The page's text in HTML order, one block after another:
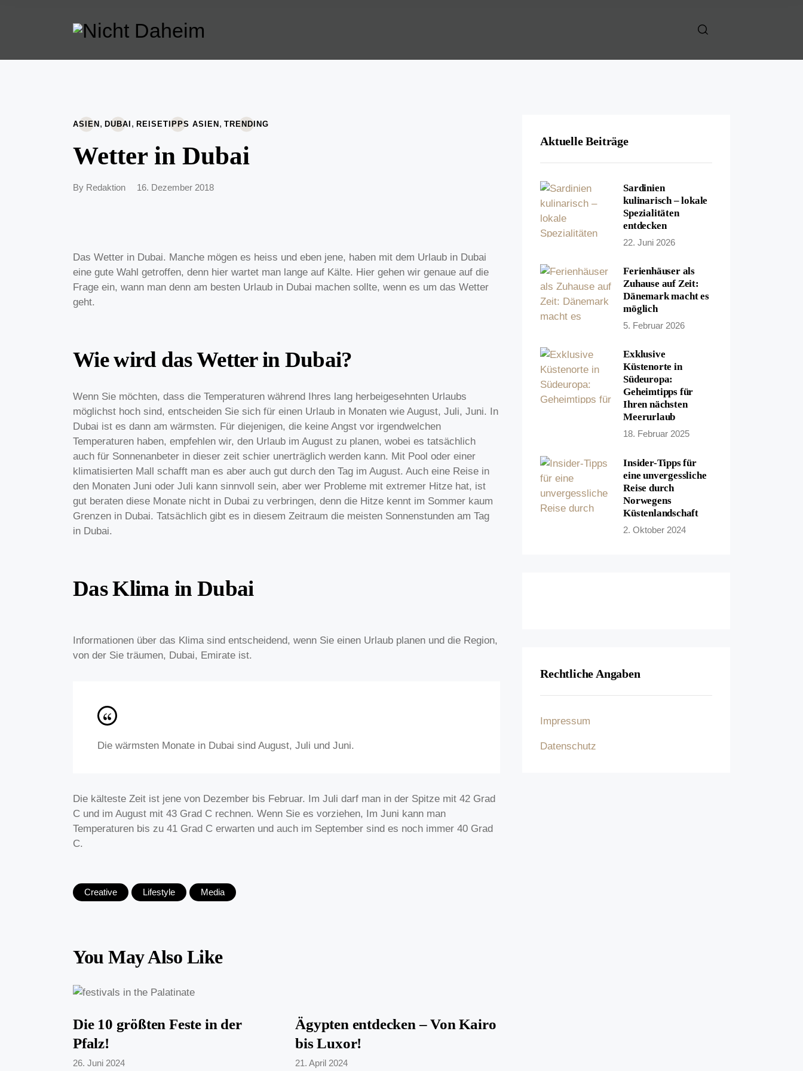
ASIEN , DUBAI , REISETIPPS ASIEN , TRENDING
Wetter in Dubai
By Redaktion 16. Dezember 2018
Das Wetter in Dubai. Manche mögen es heiss und eben jene, haben mit dem Urlaub in Dubai
eine gute Wahl getroffen, denn hier wartet man lange auf Kälte. Hier gehen wir genaue auf die
Frage ein, wann man denn am besten Urlaub in Dubai machen sollte, wenn es um das Wetter
geht.
Wie wird das Wetter in Dubai?
Wenn Sie möchten, dass die Temperaturen während Ihres lang herbeigesehnten Urlaubs
möglichst hoch sind, entscheiden Sie sich für einen Urlaub in Monaten wie August, Juli, Juni. In
Dubai ist es dann am wärmsten. Für diejenigen, die keine Angst vor irgendwelchen
Temperaturen haben, empfehlen wir, den Urlaub im August zu planen, wobei es tatsächlich
auch für Sonnenanbeter in dieser zeit schier unerträglich werden kann. Mit Pool oder einer
klimatisierten Mall schafft man es aber auch gut durch den Tag im August. Auch eine Reise in
den Monaten Juni oder Juli kann sinnvoll sein, aber wer Probleme mit extremer Hitze hat, ist
gut beraten diese Monate nicht in Dubai zu verbringen, denn die Hitze kennt im Sommer kaum
Grenzen in Dubai. Tatsächlich gibt es in diesem Zeitraum die meisten Sonnenstunden am Tag
in Dubai.
Das Klima in Dubai
Informationen über das Klima sind entscheidend, wenn Sie einen Urlaub planen und die Region,
von der Sie träumen, Dubai, Emirate ist.
Die wärmsten Monate in Dubai sind August, Juli und Juni.
Die kälteste Zeit ist jene von Dezember bis Februar. Im Juli darf man in der Spitze mit 42 Grad
C und im August mit 43 Grad C rechnen. Wenn Sie es vorziehen, Im Juni kann man
Temperaturen bis zu 41 Grad C erwarten und auch im September sind es noch immer 40 Grad
C.
Creative Lifestyle Media
You May Also Like
Die 10 größten Feste in der
Pfalz!
26. Juni 2024
Ägypten entdecken – Von Kairo
bis Luxor!
21. April 2024
Aktuelle Beiträge
Sardinien
kulinarisch – lokale
Spezialitäten
entdecken
22. Juni 2026
Ferienhäuser als
Zuhause auf Zeit:
Dänemark macht es
möglich
5. Februar 2026
Exklusive
Küstenorte in
Südeuropa:
Geheimtipps für
Ihren nächsten
Meerurlaub
18. Februar 2025
Insider-Tipps für
eine unvergessliche
Reise durch
Norwegens
Küstenlandschaft
2. Oktober 2024
Rechtliche Angaben
Impressum
Datenschutz